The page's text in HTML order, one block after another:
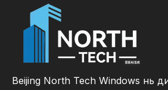
Beijing North Tech Windows нь